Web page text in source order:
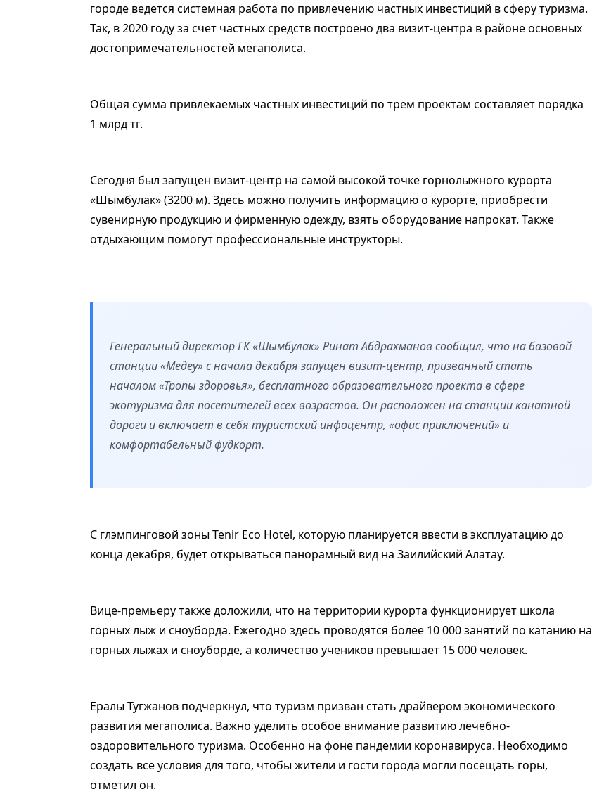
городе ведется системная работа по привлечению частных инвестиций в сферу туризма.
Так, в 2020 году за счет частных средств построено два визит-центра в районе основных
достопримечательностей мегаполиса.
Общая сумма привлекаемых частных инвестиций по трем проектам составляет порядка
1 млрд тг.
Сегодня был запущен визит-центр на самой высокой точке горнолыжного курорта
«Шымбулак» (3200 м). Здесь можно получить информацию о курорте, приобрести
сувенирную продукцию и фирменную одежду, взять оборудование напрокат. Также
отдыхающим помогут профессиональные инструкторы.
Генеральный директор ГК «Шымбулак» Ринат Абдрахманов сообщил, что на базовой
станции «Медеу» с начала декабря запущен визит-центр, призванный стать
началом «Тропы здоровья», бесплатного образовательного проекта в сфере
экотуризма для посетителей всех возрастов. Он расположен на станции канатной
дороги и включает в себя туристский инфоцентр, «офис приключений» и
комфортабельный фудкорт.
С глэмпинговой зоны Tenir Eco Hotel, которую планируется ввести в эксплуатацию до
конца декабря, будет открываться панорамный вид на Заилийский Алатау.
Вице-премьеру также доложили, что на территории курорта функционирует школа
горных лыж и сноуборда. Ежегодно здесь проводятся более 10 000 занятий по катанию на
горных лыжах и сноуборде, а количество учеников превышает 15 000 человек.
Ералы Тугжанов подчеркнул, что туризм призван стать драйвером экономического
развития мегаполиса. Важно уделить особое внимание развитию лечебно-
оздоровительного туризма. Особенно на фоне пандемии коронавируса. Необходимо
создать все условия для того, чтобы жители и гости города могли посещать горы,
отметил он.